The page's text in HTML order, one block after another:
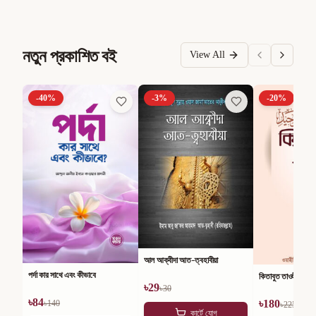
নতুন প্রকাশিত বই View All
-40%
পর্দা কার সাথে এবং কীভাবে
৳84৳140
-3%
আল আক্বীদা আত-ত্বহাবীয়া
৳29৳30
কার্টে যোগ
-20%
কিতাবুত তাওহীদ
৳180৳225